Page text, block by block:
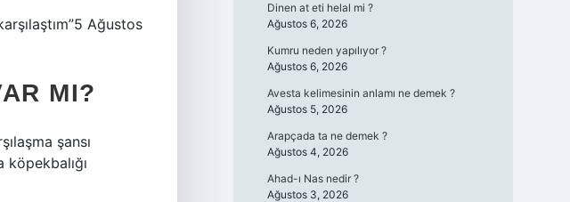
Ağustos
MI?
şansı
Dinen at eti helal mi ?
Ağustos 6, 2026
Kumru neden yapılıyor ?
Ağustos 6, 2026
Avesta kelimesinin anlamı ne demek ?
Ağustos 5, 2026
Arapçada ta ne demek ?
Ağustos 4, 2026
Ahad-ı Nas nedir ?
Ağustos 3, 2026